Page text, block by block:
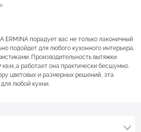
ERMINA порадует вас не только лаконичный
подойдет для любого кухонного интерьера,
Производительность вытяжки
кв.м.,а работает она практически бесшумно.
цветовых и размерных решений, эта
любой кухни.